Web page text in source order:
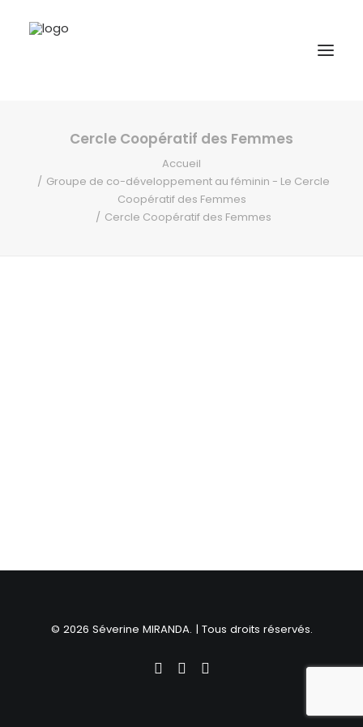
A propos
Formations
Accompagnement
Cercle Coopératif des Femmes
Accueil
Groupe de co-développement au féminin - Le Cercle
Coopératif des Femmes
Cercle Coopératif des Femmes
© 2026 Séverine MIRANDA. | Tous droits réservés.